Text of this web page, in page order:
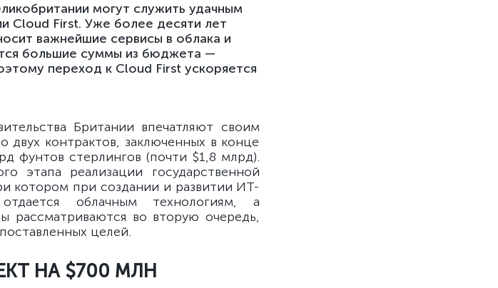
могут служить удачным
Cloud First. Уже более десяти лет
важнейшие сервисы в облака и
большие суммы из бюджета —
переход к Cloud First ускоряется
Британии впечатляют своим
контрактов, заключенных в конце
фунтов стерлингов (почти $1,8 млрд).
этапа реализации государственной
котором при создании и развитии ИТ-
облачным технологиям, а
рассматриваются во вторую очередь,
целей.
НА $700 МЛН